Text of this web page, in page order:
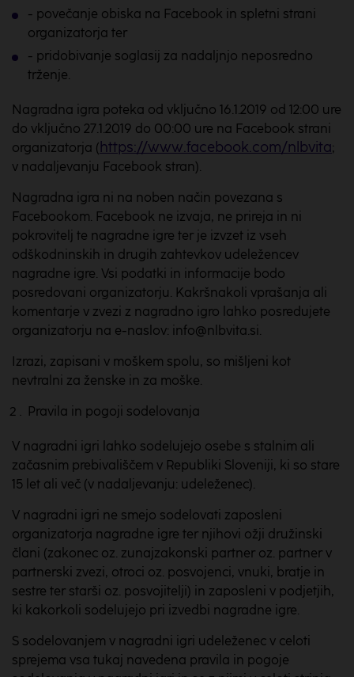
- povečanje obiska na Facebook in spletni strani
organizatorja ter
- pridobivanje soglasij za nadaljnjo neposredno
trženje.
Nagradna igra poteka od vključno 16.1.2019 od 12:00 ure
do vključno 27.1.2019 do 00:00 ure na Facebook strani
organizatorja ( https://www.facebook.com/nlbvita;
v nadaljevanju Facebook stran).
Nagradna igra ni na noben način povezana s
Facebookom. Facebook ne izvaja, ne prireja in ni
pokrovitelj te nagradne igre ter je izvzet iz vseh
odškodninskih in drugih zahtevkov udeležencev
nagradne igre. Vsi podatki in informacije bodo
posredovani organizatorju. Kakršnakoli vprašanja ali
komentarje v zvezi z nagradno igro lahko posredujete
organizatorju na e-naslov: info@nlbvita.si.
Izrazi, zapisani v moškem spolu, so mišljeni kot
nevtralni za ženske in za moške.
Pravila in pogoji sodelovanja
V nagradni igri lahko sodelujejo osebe s stalnim ali
začasnim prebivališčem v Republiki Sloveniji, ki so stare
15 let ali več (v nadaljevanju: udeleženec).
V nagradni igri ne smejo sodelovati zaposleni
organizatorja nagradne igre ter njihovi ožji družinski
člani (zakonec oz. zunajzakonski partner oz. partner v
partnerski zvezi, otroci oz. posvojenci, vnuki, bratje in
sestre ter starši oz. posvojitelji) in zaposleni v podjetjih,
ki kakorkoli sodelujejo pri izvedbi nagradne igre.
S sodelovanjem v nagradni igri udeleženec v celoti
sprejema vsa tukaj navedena pravila in pogoje